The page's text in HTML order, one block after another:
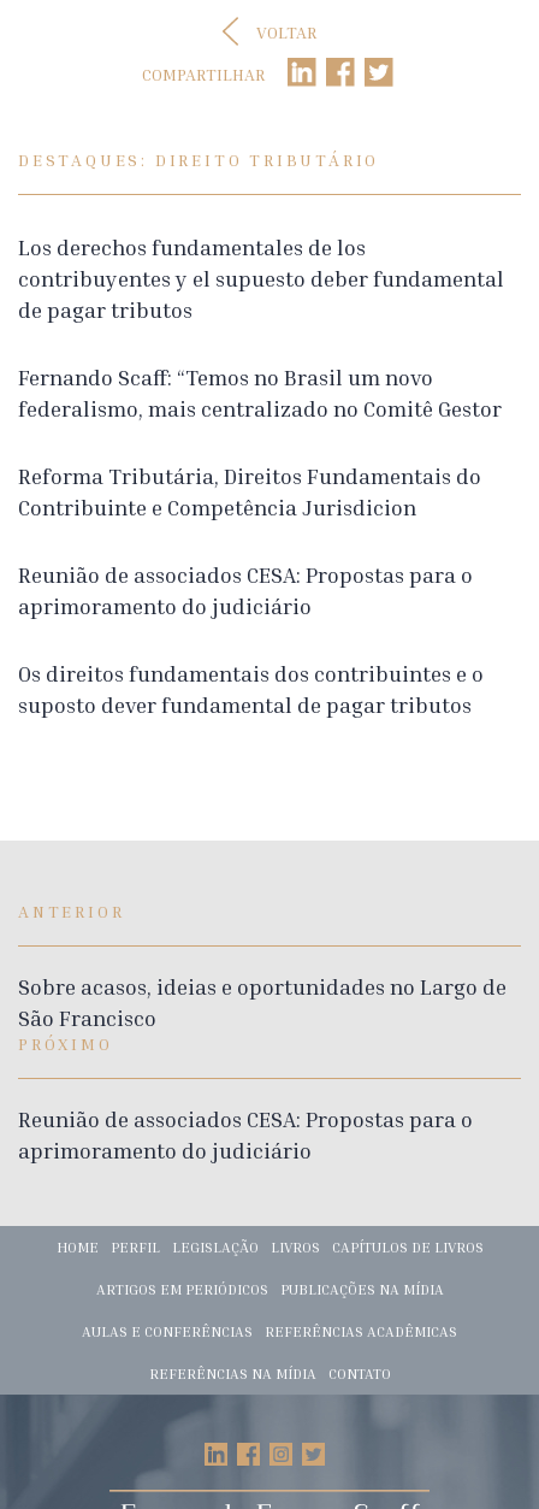
VOLTAR
COMPARTILHAR
DESTAQUES: DIREITO TRIBUTÁRIO
Los derechos fundamentales de los
contribuyentes y el supuesto deber fundamental
de pagar tributos
Fernando Scaff: “Temos no Brasil um novo
federalismo, mais centralizado no Comitê Gestor
Reforma Tributária, Direitos Fundamentais do
Contribuinte e Competência Jurisdicion
Reunião de associados CESA: Propostas para o
aprimoramento do judiciário
Os direitos fundamentais dos contribuintes e o
suposto dever fundamental de pagar tributos
ANTERIOR
Sobre acasos, ideias e oportunidades no Largo de
São Francisco
PRÓXIMO
Reunião de associados CESA: Propostas para o
aprimoramento do judiciário
HOME PERFIL LEGISLAÇÃO LIVROS CAPÍTULOS DE LIVROS
ARTIGOS EM PERIÓDICOS PUBLICAÇÕES NA MÍDIA
AULAS E CONFERÊNCIAS REFERÊNCIAS ACADÊMICAS
REFERÊNCIAS NA MÍDIA CONTATO